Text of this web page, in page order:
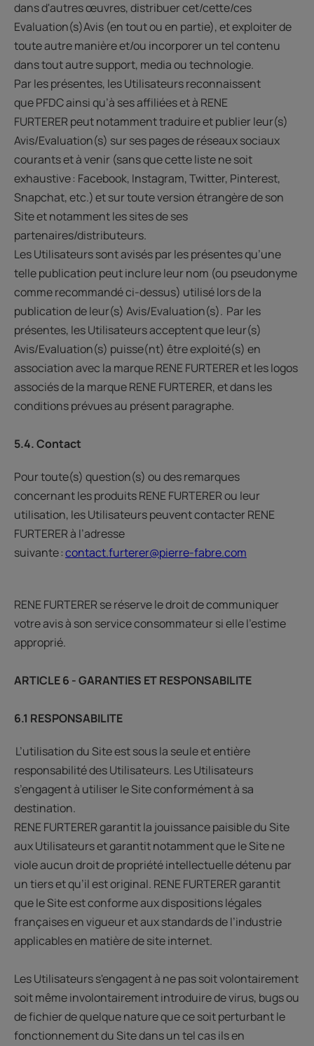
dans d'autres œuvres, distribuer cet/cette/ces
Evaluation(s)Avis (en tout ou en partie), et exploiter de
toute autre manière et/ou incorporer un tel contenu
dans tout autre support, media ou technologie.
Par les présentes, les Utilisateurs reconnaissent
que PFDC ainsi qu’à ses affiliées et à RENE
FURTERER peut notamment traduire et publier leur(s)
Avis/Evaluation(s) sur ses pages de réseaux sociaux
courants et à venir (sans que cette liste ne soit
exhaustive : Facebook, Instagram, Twitter, Pinterest,
Snapchat, etc.) et sur toute version étrangère de son
Site et notamment les sites de ses
partenaires/distributeurs.
Les Utilisateurs sont avisés par les présentes qu’une
telle publication peut inclure leur nom (ou pseudonyme
comme recommandé ci-dessus) utilisé lors de la
publication de leur(s) Avis/Evaluation(s). Par les
présentes, les Utilisateurs acceptent que leur(s)
Avis/Evaluation(s) puisse(nt) être exploité(s) en
association avec la marque RENE FURTERER et les logos
associés de la marque RENE FURTERER, et dans les
conditions prévues au présent paragraphe.
5.4. Contact
Pour toute(s) question(s) ou des remarques
concernant les produits RENE FURTERER ou leur
utilisation, les Utilisateurs peuvent contacter RENE
FURTERER à l’adresse
suivante :contact.furterer@pierre-fabre.com
RENE FURTERER se réserve le droit de communiquer
votre avis à son service consommateur si elle l’estime
approprié.
ARTICLE 6 - GARANTIES ET RESPONSABILITE
6.1 RESPONSABILITE
L’utilisation du Site est sous la seule et entière
responsabilité des Utilisateurs. Les Utilisateurs
s’engagent à utiliser le Site conformément à sa
destination.
RENE FURTERER garantit la jouissance paisible du Site
aux Utilisateurs et garantit notamment que le Site ne
viole aucun droit de propriété intellectuelle détenu par
un tiers et qu’il est original. RENE FURTERER garantit
que le Site est conforme aux dispositions légales
françaises en vigueur et aux standards de l’industrie
applicables en matière de site internet.
Les Utilisateurs s'engagent à ne pas soit volontairement
soit même involontairement introduire de virus, bugs ou
de fichier de quelque nature que ce soit perturbant le
fonctionnement du Site dans un tel cas ils en